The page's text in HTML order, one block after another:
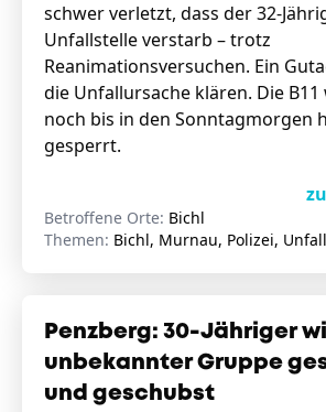
schwer verletzt, dass der 32-
Unfallstelle verstarb – trotz
Reanimationsversuchen. Ein
die Unfallursache klären. Die
noch bis in den Sonntagmorgen
gesperrt.
Betroffene Orte: Bichl
Themen: Bichl, Murnau, Polizei, Unfall
Penzberg: 30-Jähriger
unbekannter Gruppe
und geschubst